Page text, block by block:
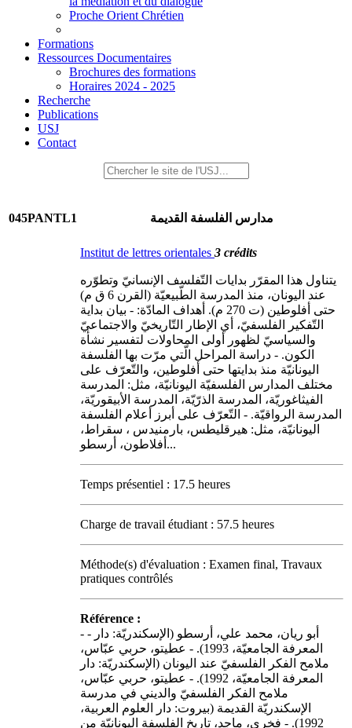
Proche Orient Chrétien
Formations
Ressources Documentaires
Brochures des formations
Horaires 2024 - 2025
Recherche
Publications
USJ
Contact
045PANTL1 مدارس الفلسفة القديمة
Institut de lettres orientales 3 crédits
يتناول هذا المقرّر بدايات التّفلسف الإنسانيّ وتطوّره
عند اليونان، منذ المدرسة الطّبيعيّة (القرن 6 ق م)
حتى أفلوطين (ت 270 م). أهداف المادّة: - بيان بداية
التّفكير الفلسفيّ، أي الإطار التّاريخيّ والاجتماعيّ
والسياسيّ لظهور أولى المحاولات لتفسير نشأة
الكون. - دراسة المراحل الّتي مرّت بها الفلسفة
اليونانيّة منذ بدايتها حتى أفلوطين، والتّعرّف على
مختلف المدارس الفلسفيّة اليونانيّة، مثل: المدرسة
الفيثاغوريّة، المدرسة الذرّيّة، المدرسة الأبيقوريّة،
المدرسة الرواقيّة. - التّعرّف على أبرز أعلام الفلسفة
اليونانيّة، مثل: هيرقليطس، بارمنيدس ، سقراط،
أفلاطون، أرسطو...
Temps présentiel : 17.5 heures
Charge de travail étudiant : 57.5 heures
Méthode(s) d'évaluation : Examen final, Travaux
pratiques contrôlés
Référence :
- - أبو ريان، محمد علي، أرسطو (الإسكندريّة: دار
المعرفة الجامعيّة، 1993). - عطيتو، حربي عبّاس،
ملامح الفكر الفلسفيّ عند اليونان (الإسكندريّة: دار
المعرفة الجامعيّة، 1992). - عطيتو، حربي عبّاس،
ملامح الفكر الفلسفيّ والديني في مدرسة
الإسكندريّة القديمة (بيروت: دار العلوم العربية،
1992). - فخري، ماجد، تاريخ الفلسفة اليونانيّة من